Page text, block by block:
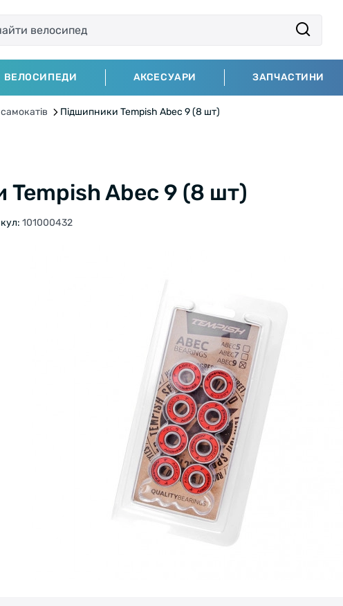
ВЕЛОСИПЕДИ АКСЕСУАРИ ЗАПЧАСТИНИ
Підшипники Tempish Abec 9 (8 шт)
Tempish Abec 9 (8 шт)
101000432